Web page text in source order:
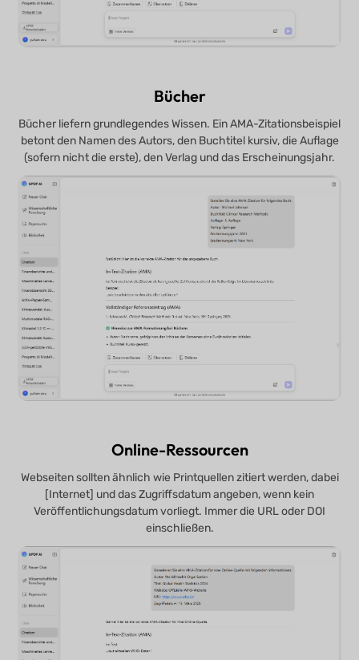
Bücher
Bücher liefern grundlegendes Wissen. Ein AMA-Zitationsbeispiel
betont den Namen des Autors, den Buchtitel kursiv, die Auflage
(sofern nicht die erste), den Verlag und das Erscheinungsjahr.
Online-Ressourcen
Webseiten sollten ähnlich wie Printquellen zitiert werden, dabei
[Internet] und das Zugriffsdatum angeben, wenn kein
Veröffentlichungsdatum vorliegt. Immer die URL oder DOI
einschließen.